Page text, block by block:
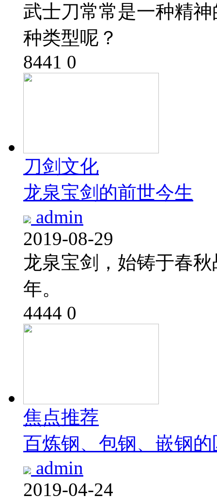
武士刀常常是一种精
种类型呢？
8441 0
刀剑文化
龙泉宝剑的前世今生
admin
2019-08-29
龙泉宝剑，始铸于春
年。
4444 0
焦点推荐
百炼钢、包钢、嵌钢
admin
2019-04-24